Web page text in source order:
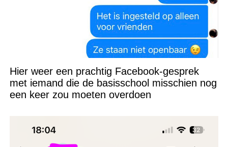
Hier weer een prachtig Facebook-gesprek
met iemand die de basisschool misschien nog
een keer zou moeten overdoen